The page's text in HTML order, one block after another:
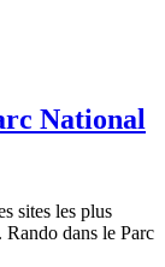
National
sites les plus
Rando dans le Parc